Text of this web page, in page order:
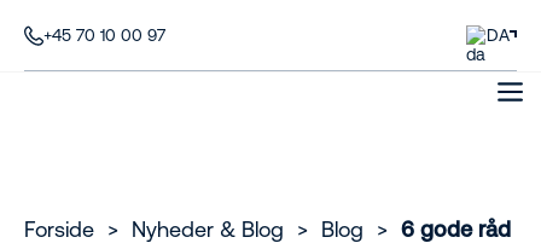
+45 70 10 00 97 DA
Forside > Nyheder & Blog > Blog > 6 gode råd